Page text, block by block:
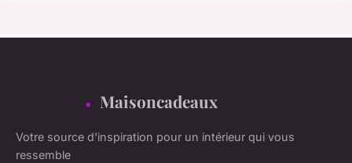
Maisoncadeaux
Votre source d'inspiration pour un intérieur qui vous
ressemble